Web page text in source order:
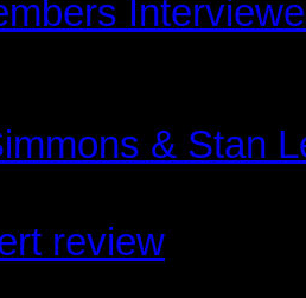
& Stan
review